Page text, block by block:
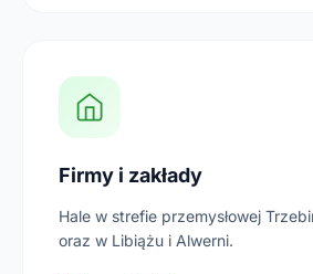
Firmy i zakłady
Hale w strefie przemysłowej
oraz w Libiążu i Alwerni.